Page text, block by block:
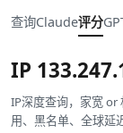
查询Claude评分
IP
IP深度查询，家宽 or
用、黑名单、全球延